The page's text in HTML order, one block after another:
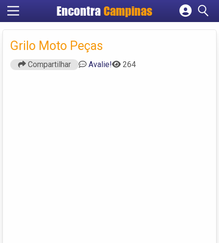
Encontra Campinas
Cadastrar empresa
Criar conta
Grilo Moto Peças
Compartilhar Avalie! 264